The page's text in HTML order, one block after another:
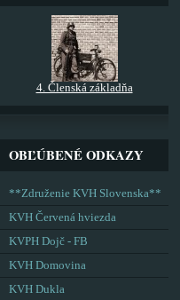
4. Členská základňa
OBĽÚBENÉ ODKAZY
**Združenie KVH Slovenska**
KVH Červená hviezda
KVPH Dojč - FB
KVH Domovina
KVH Dukla